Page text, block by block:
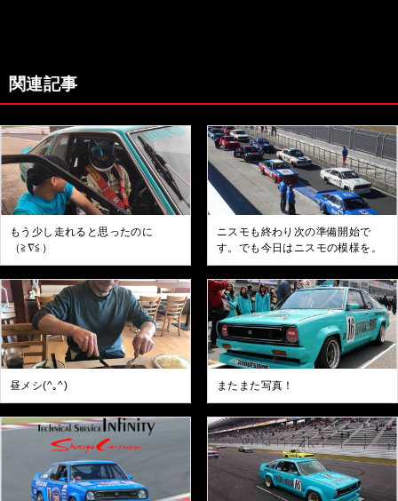
関連記事
もう少し走れると思ったのに
（≧∇≦）
ニスモも終わり次の準備開始で
す。でも今日はニスモの模様を。
昼メシ(^｡^) またまた写真！